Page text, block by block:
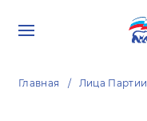
Главная Лица Партии